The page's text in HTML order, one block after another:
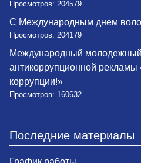
Просмотров: 204579
С Международным днем
Просмотров: 204179
Международный молодежный
антикоррупционной рекламы
коррупции!»
Просмотров: 160632
Последние материалы